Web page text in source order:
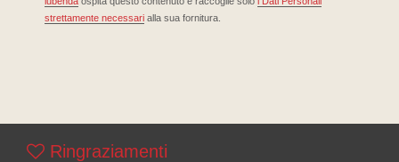
strettamente necessari alla sua fornitura.
Ringraziamenti